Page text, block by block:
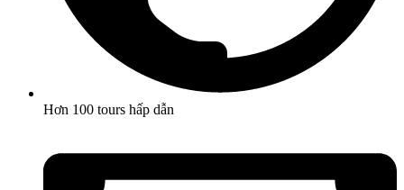
Hơn 100 tours hấp dẫn